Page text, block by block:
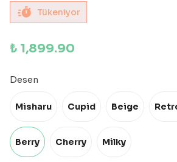
Tükeniyor
₺ 1,899.90
Desen
Misharu Cupid Beige
Berry Cherry Milky